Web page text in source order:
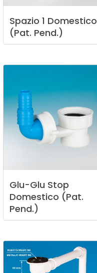
Spazio 1 Domestico
(Pat. Pend.)
Glu-Glu Stop
Domestico (Pat.
Pend.)